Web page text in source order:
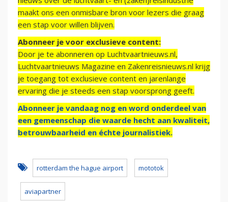
maakt ons een onmisbare bron voor lezers die graag
een stap voor willen blijven.
Abonneer je voor exclusieve content:
Door je te abonneren op Luchtvaartnieuws.nl,
Luchtvaartnieuws Magazine en Zakenreisnieuws.nl krijg
je toegang tot exclusieve content en jarenlange
ervaring die je steeds een stap voorsprong geeft.
Abonneer je vandaag nog en word onderdeel van
een gemeenschap die waarde hecht aan kwaliteit,
betrouwbaarheid en échte journalistiek.
rotterdam the hague airport mototok
aviapartner